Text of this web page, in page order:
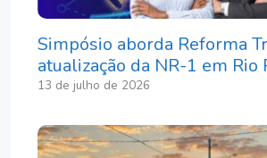
Simpósio aborda Reforma
atualização da NR-1 em Rio
13 de julho de 2026